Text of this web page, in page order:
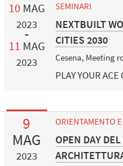
10 MAG
2023
11 MAG
2023
SEMINARI
NEXTBUILT
CITIES 2030
Cesena, Meeting
PLAY YOUR ACE
9
MAG
2023
ORIENTAMENTO
OPEN DAY